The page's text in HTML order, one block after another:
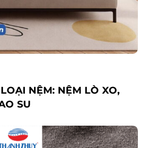
NỆM: NỆM LÒ XO,
SU